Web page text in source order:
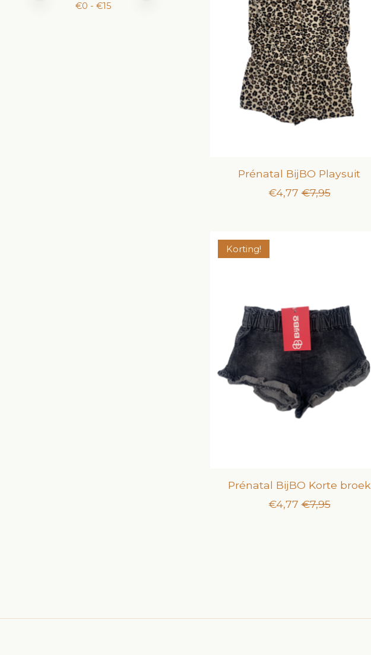
€0 - €15
Prénatal BijBO Playsuit
€4,77 €7,95
Korting!
Prénatal BijBO Korte broek
€4,77 €7,95